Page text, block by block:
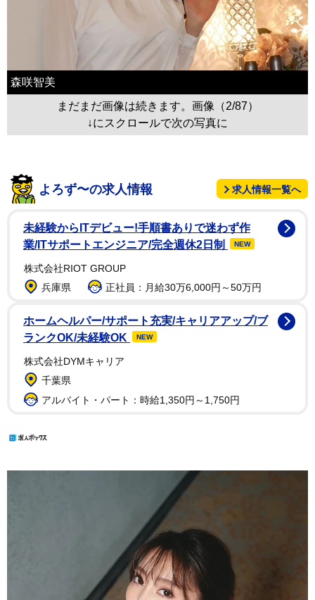
森咲智美
まだまだ画像は続きます。画像（2/87）
↓にスクロールで次の写真に
よろず〜の求人情報 求人情報一覧へ
未経験からITデビュー!手順書ありで迷わず作
業/ITサポートエンジニア/完全週休2日制
NEW
株式会社RIOT GROUP
兵庫県
正社員：月給30万6,000円～50万円
ホームヘルパー/サポート充実/キャリアアップ/ブ
ランクOK/未経験OK
NEW
株式会社DYMキャリア
千葉県
アルバイト・パート：時給1,350円～1,750円